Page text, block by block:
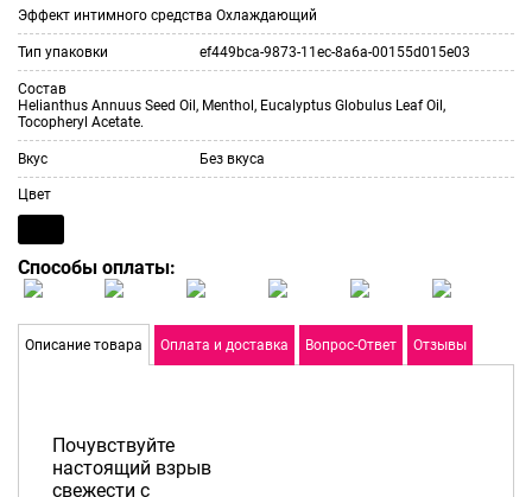
Эффект интимного средства Охлаждающий
Тип упаковки ef449bca-9873-11ec-8a6a-00155d015e03
Состав
Helianthus Annuus Seed Oil, Menthol, Eucalyptus Globulus Leaf Oil,
Tocopheryl Acetate.
Вкус Без вкуса
Цвет
Способы оплаты:
Описание товара Оплата и доставка Вопрос-Ответ Отзывы
Почувствуйте
настоящий взрыв
свежести с